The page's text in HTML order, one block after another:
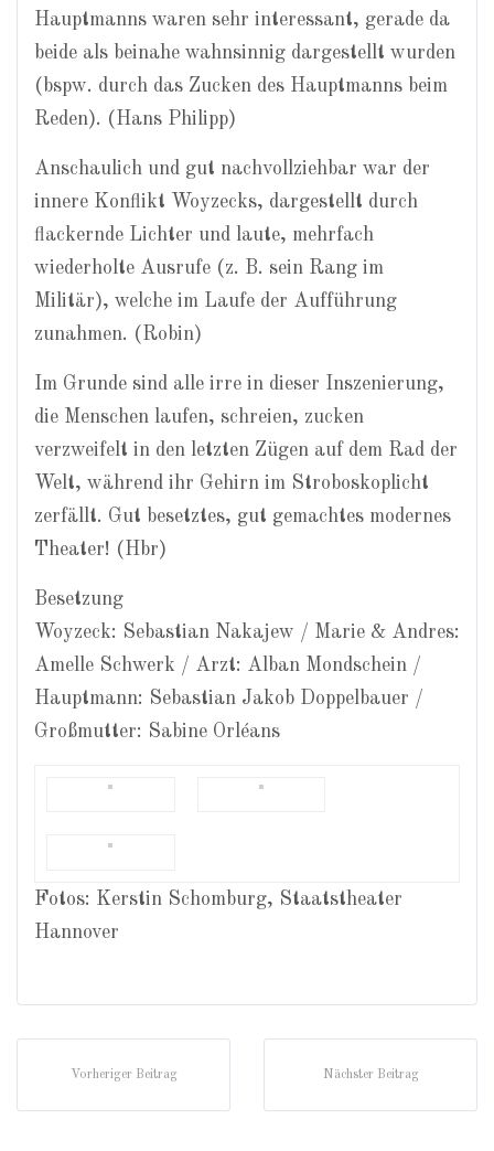
Hauptmanns waren sehr interessant, gerade da
beide als beinahe wahnsinnig dargestellt wurden
(bspw. durch das Zucken des Hauptmanns beim
Reden). (Hans Philipp)
Anschaulich und gut nachvollziehbar war der
innere Konflikt Woyzecks, dargestellt durch
flackernde Lichter und laute, mehrfach
wiederholte Ausrufe (z. B. sein Rang im
Militär), welche im Laufe der Aufführung
zunahmen. (Robin)
Im Grunde sind alle irre in dieser Inszenierung,
die Menschen laufen, schreien, zucken
verzweifelt in den letzten Zügen auf dem Rad der
Welt, während ihr Gehirn im Stroboskoplicht
zerfällt. Gut besetztes, gut gemachtes modernes
Theater! (Hbr)
Besetzung
Woyzeck: Sebastian Nakajew / Marie & Andres:
Amelle Schwerk / Arzt: Alban Mondschein /
Hauptmann: Sebastian Jakob Doppelbauer /
Großmutter: Sabine Orléans
Fotos: Kerstin Schomburg, Staatstheater
Hannover
Vorheriger Beitrag Nächster Beitrag